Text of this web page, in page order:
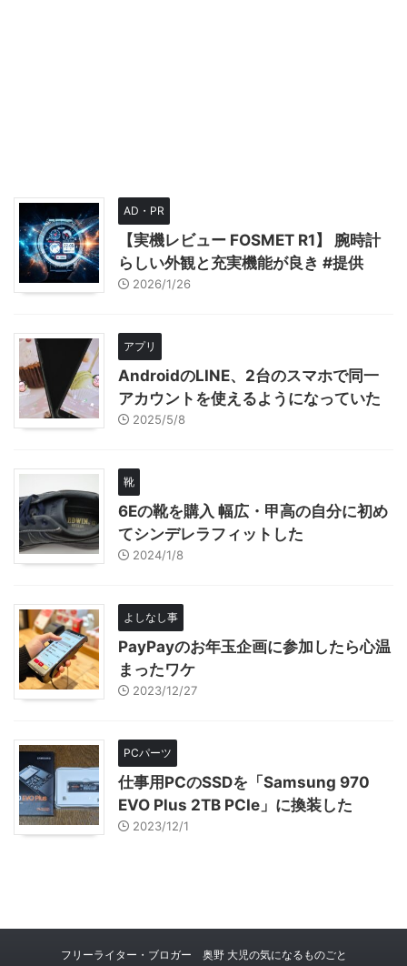
AD・PR
【実機レビュー FOSMET R1】 腕時計
らしい外観と充実機能が良き #提供
2026/1/26
アプリ
AndroidのLINE、2台のスマホで同一
アカウントを使えるようになっていた
2025/5/8
靴
6Eの靴を購入 幅広・甲高の自分に初め
てシンデレラフィットした
2024/1/8
よしなし事
PayPayのお年玉企画に参加したら心温
まったワケ
2023/12/27
PCパーツ
仕事用PCのSSDを「Samsung 970
EVO Plus 2TB PCIe」に換装した
2023/12/1
フリーライター・ブロガー 奥野 大児の気になるものごと